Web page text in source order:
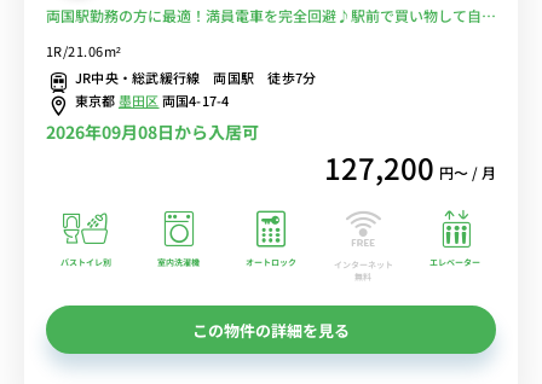
両国駅勤務の方に最適！満員電車を完全回避♪駅前で買い物して自炊
1R/21.06m²
JR中央・総武緩行線 両国駅 徒歩7分
東京都墨田区両国4-17-4
2026年09月08日から入居可
127,200 円〜 / 月
バストイレ別 室内洗濯機 オートロック
インターネット
無料
エレベーター
この物件の詳細を見る